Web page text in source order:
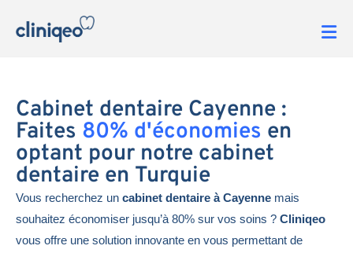
Cabinet dentaire Cayenne :
Faites 80% d'économies en
optant pour notre cabinet
dentaire en Turquie
Vous recherchez un cabinet dentaire à Cayenne mais
souhaitez économiser jusqu’à 80% sur vos soins ? Cliniqeo
vous offre une solution innovante en vous permettant de